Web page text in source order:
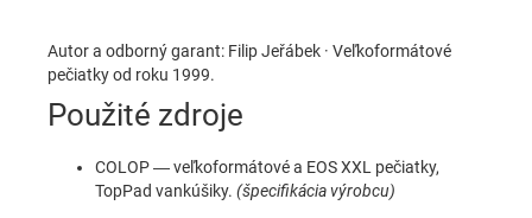
Autor a odborný garant: Filip Jeřábek · Veľkoformátové
pečiatky od roku 1999.
Použité zdroje
COLOP — veľkoformátové a EOS XXL pečiatky,
TopPad vankúšiky. (špecifikácia výrobcu)